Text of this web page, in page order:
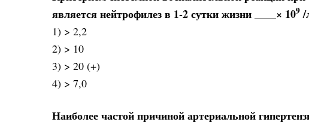
является нейтрофилез в 1-2 сутки жизни ____× 109 /
1) > 2,2
2) > 10
3) > 20 (+)
4) > 7,0
Наиболее частой причиной артериальной